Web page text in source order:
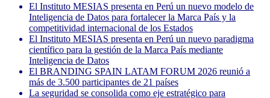
El Instituto MESIAS presenta en Perú un nuevo modelo de
Inteligencia de Datos para fortalecer la Marca País y la
competitividad internacional de los Estados
El Instituto MESIAS presenta en Perú un nuevo paradigma
científico para la gestión de la Marca País mediante
Inteligencia de Datos
El BRANDING SPAIN LATAM FORUM 2026 reunió a
más de 3.500 participantes de 21 países
La seguridad se consolida como eje estratégico para